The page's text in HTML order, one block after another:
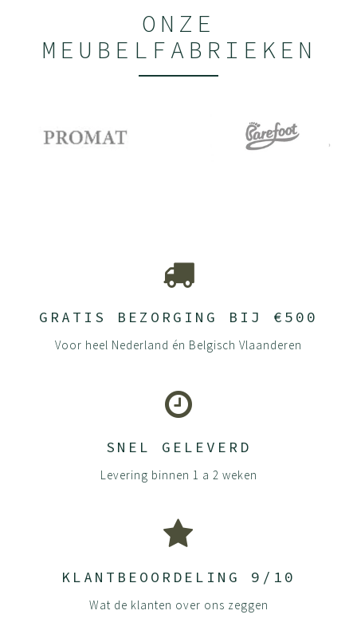
ONZE
MEUBELFABRIEKEN
GRATIS BEZORGING BIJ €500
Voor heel Nederland én Belgisch Vlaanderen
SNEL GELEVERD
Levering binnen 1 a 2 weken
KLANTBEOORDELING 9/10
Wat de klanten over ons zeggen